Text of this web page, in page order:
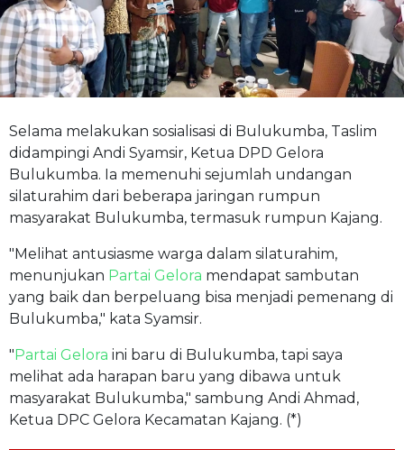
Selama melakukan sosialisasi di Bulukumba, Taslim
didampingi Andi Syamsir, Ketua DPD Gelora
Bulukumba. Ia memenuhi sejumlah undangan
silaturahim dari beberapa jaringan rumpun
masyarakat Bulukumba, termasuk rumpun Kajang.
"Melihat antusiasme warga dalam silaturahim,
menunjukan Partai Gelora mendapat sambutan
yang baik dan berpeluang bisa menjadi pemenang di
Bulukumba," kata Syamsir.
" Partai Gelora ini baru di Bulukumba, tapi saya
melihat ada harapan baru yang dibawa untuk
masyarakat Bulukumba," sambung Andi Ahmad,
Ketua DPC Gelora Kecamatan Kajang. (*)